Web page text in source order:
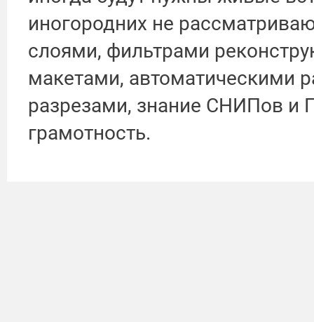
иногородних не
слоями, фильтрами
макетами, автоматическими
разрезами, знание СНИПов и
грамотность.